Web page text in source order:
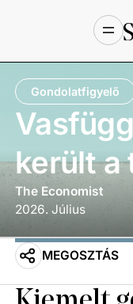
Gondolatfigyelő
került a
The Economist
2026.Július
MEGOSZTÁS